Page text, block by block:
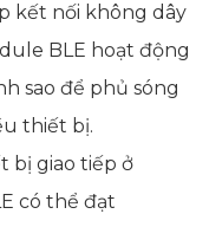
kết nối không dây
BLE hoạt động
sao để phủ sóng
thiết bị.
bị giao tiếp ở
có thể đạt